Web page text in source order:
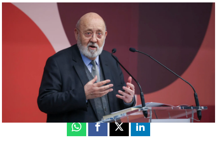
El PP pone en marcha en julio una comisión de investigación sobre
Ángela Clemente
Publicado:
21 de junio de 2024, 17:24
Whatsapp
Facebook
X Linkedin